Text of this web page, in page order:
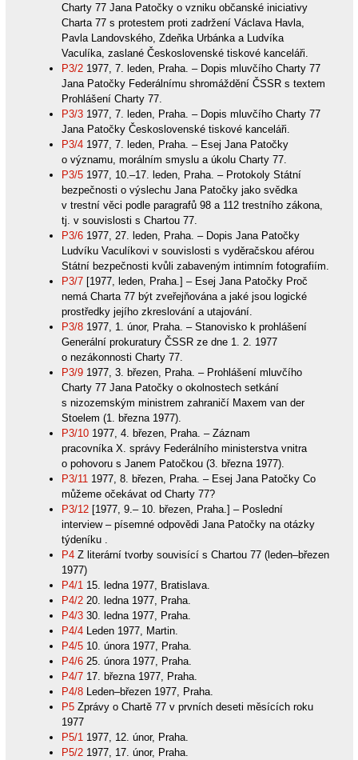
Charty 77 Jana Patočky o vzniku občanské iniciativy
Charta 77 s protestem proti zadržení Václava Havla,
Pavla Landovského, Zdeňka Urbánka a Ludvíka
Vaculíka, zaslané Československé tiskové kanceláři.
P3/21977, 7. leden, Praha. – Dopis mluvčího Charty 77
Jana Patočky Federálnímu shromáždění ČSSR s textem
Prohlášení Charty 77.
P3/31977, 7. leden, Praha. – Dopis mluvčího Charty 77
Jana Patočky Československé tiskové kanceláři.
P3/41977, 7. leden, Praha. – Esej Jana Patočky
o významu, morálním smyslu a úkolu Charty 77.
P3/51977, 10.–17. leden, Praha. – Protokoly Státní
bezpečnosti o výslechu Jana Patočky jako svědka
v trestní věci podle paragrafů 98 a 112 trestního zákona,
tj. v souvislosti s Chartou 77.
P3/61977, 27. leden, Praha. – Dopis Jana Patočky
Ludvíku Vaculíkovi v souvislosti s vyděračskou aférou
Státní bezpečnosti kvůli zabaveným intimním fotografiím.
P3/7[1977, leden, Praha.] – Esej Jana Patočky Proč
nemá Charta 77 být zveřejňována a jaké jsou logické
prostředky jejího zkreslování a utajování.
P3/81977, 1. únor, Praha. – Stanovisko k prohlášení
Generální prokuratury ČSSR ze dne 1. 2. 1977
o nezákonnosti Charty 77.
P3/91977, 3. březen, Praha. – Prohlášení mluvčího
Charty 77 Jana Patočky o okolnostech setkání
s nizozemským ministrem zahraničí Maxem van der
Stoelem (1. března 1977).
P3/101977, 4. březen, Praha. – Záznam
pracovníka X. správy Federálního ministerstva vnitra
o pohovoru s Janem Patočkou (3. března 1977).
P3/11 1977, 8. březen, Praha. – Esej Jana Patočky Co
můžeme očekávat od Charty 77?
P3/12[1977, 9.– 10. březen, Praha.] – Poslední
interview – písemné odpovědi Jana Patočky na otázky
týdeníku .
P4Z literární tvorby souvisící s Chartou 77 (leden–březen
1977)
P4/1 15. ledna 1977, Bratislava.
P4/220. ledna 1977, Praha.
P4/330. ledna 1977, Praha.
P4/4Leden 1977, Martin.
P4/510. února 1977, Praha.
P4/625. února 1977, Praha.
P4/717. března 1977, Praha.
P4/8Leden–březen 1977, Praha.
P5Zprávy o Chartě 77 v prvních deseti měsících roku
1977
P5/1 1977, 12. únor, Praha.
P5/21977, 17. únor, Praha.